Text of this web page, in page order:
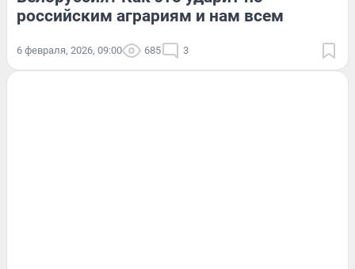
российским аграриям и нам всем
6 февраля, 2026, 09:00 685 3